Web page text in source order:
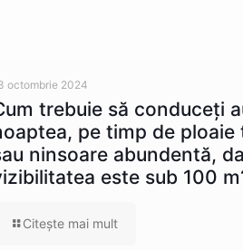
octombrie 2024
trebuie să conduceţi
pe timp de ploaie
ninsoare abundentă,
este sub 100
Citeşte mai mult